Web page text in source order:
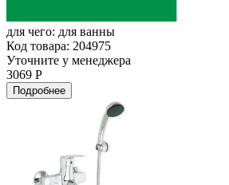
для чего: для ванны
Код товара: 204975
Уточните у менеджера
3069 Р
Подробнее